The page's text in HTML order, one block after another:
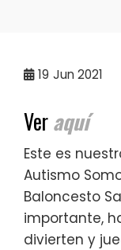
19 Jun 2021
Veraquí
Este es
Autismo
Baloncesto
importante,
divierten y